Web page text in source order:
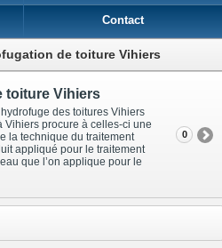
Contact
de toiture Vihiers
toiture Vihiers
des toitures Vihiers
Vihiers procure à celles-ci une
la technique du traitement
appliqué pour le traitement
que l’on applique pour le
0